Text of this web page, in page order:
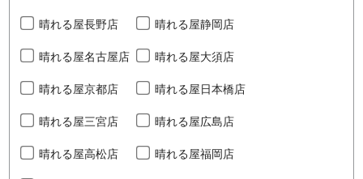
晴れる屋長野店 晴れる屋静岡店
晴れる屋名古屋店 晴れる屋大須店
晴れる屋京都店 晴れる屋日本橋店
晴れる屋三宮店 晴れる屋広島店
晴れる屋高松店 晴れる屋福岡店